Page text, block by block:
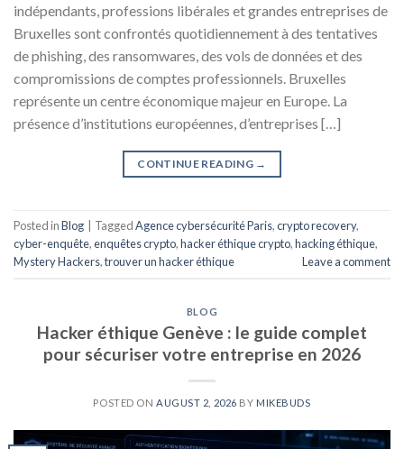
indépendants, professions libérales et grandes entreprises de
Bruxelles sont confrontés quotidiennement à des tentatives
de phishing, des ransomwares, des vols de données et des
compromissions de comptes professionnels. Bruxelles
représente un centre économique majeur en Europe. La
présence d’institutions européennes, d’entreprises […]
CONTINUE READING →
Posted inBlog TaggedAgence cybersécurité Paris,crypto recovery,
cyber-enquête,enquêtes crypto,hacker éthique crypto,hacking éthique,
Mystery Hackers,trouver un hacker éthique Leave a comment
BLOG
Hacker éthique Genève : le guide complet
pour sécuriser votre entreprise en 2026
POSTED ONAUGUST 2, 2026 BY MIKEBUDS